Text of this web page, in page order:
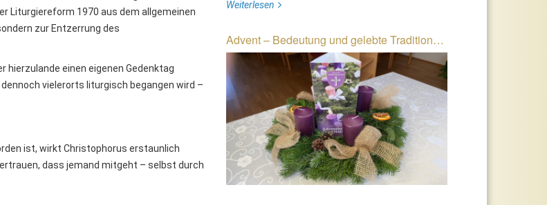
Liturgiereform 1970 aus dem allgemeinen
zur Entzerrung des
hierzulande einen eigenen Gedenktag
vielerorts liturgisch begangen wird –
ist, wirkt Christophorus erstaunlich
dass jemand mitgeht – selbst durch
Weiterlesen
Advent – Bedeutung und gelebte Tradition…